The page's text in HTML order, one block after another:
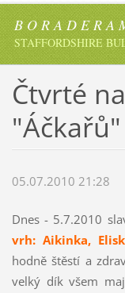
B O R A D E R A
STAFFORDSHIRE
Čtvrté
"Áčkařů"
05.07.2010 21:28
Dnes - 5.7.2010
vrh: Aikinka,
hodně štěstí a
velký dík všem